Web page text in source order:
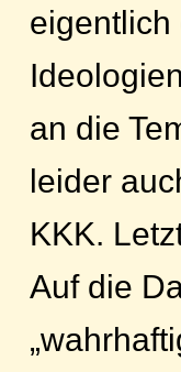
eigentlich
an die
leider
KKK.
Auf die